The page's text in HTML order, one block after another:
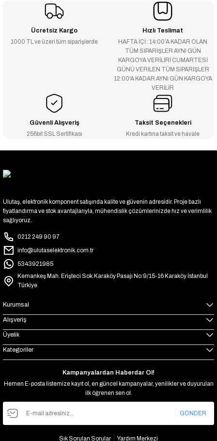
Ücretsiz Kargo
1000 TL ve üzeri tüm siparişlerde
Hızlı Teslimat
HAFTA İÇİ : 14:00’A KADAR OLAN
TÜM SİPARİŞLER AYNI GÜN
KARGOYA VERİLİRİ CUMARTESİ
GÜNÜ VERİLEN TÜM SİPARİŞLER
12:00'A KADAR AYNI GÜN KARGOYA
VERİLİR
Güvenli Alışveriş
256bit SSL Sertifikası
Taksit Seçenekleri
Kredi kartına taksit ve havale
Ulutaş, elektronik komponent satışında kalite ve güvenin adresidir. Proje bazlı
fiyatlandırma ve stok avantajlarıyla, mühendislik çözümlerinizde hız ve verimlilik
sağlıyoruz.
0212 249 90 97
info@ulutaselektronik.com.tr
5343921985
Kemankeş Mah. Erişteci Sok.Karaköy Pasajı No:9/15-16 Karaköy İstanbul
Türkiye
Kurumsal
Alışveriş
Üyelik
Kategoriler
Kampanyalardan Haberdar Ol!
Hemen E-posta listemize kayıt ol, en güncel kampanyalar, yenilikler ve duyuruları
ilk öğrenen sen ol.
GÖNDER
Sık Sorulan Sorular Yardım Merkezi